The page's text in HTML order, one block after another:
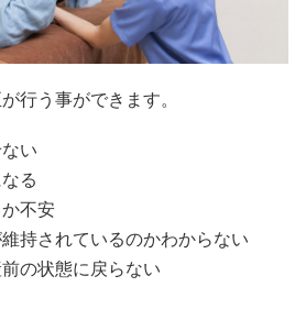
行う事ができます。
い
る
不安
持されているのかわからない
の状態に戻らない